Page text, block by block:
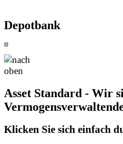
Depotbank
Asset Standard - Wir
Klicken Sie sich einfach